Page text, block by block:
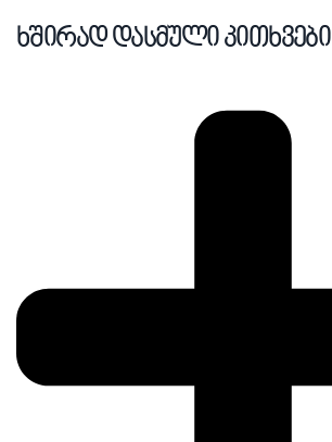
ხშირად დასმული კითხვები